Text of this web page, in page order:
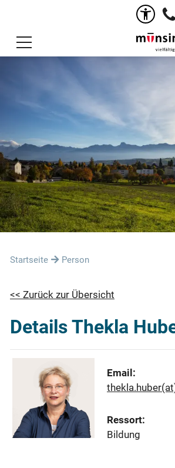
Startseite Person
<< Zurück zur Übersicht
Details Thekla
Email:
Ressort:
Bildung